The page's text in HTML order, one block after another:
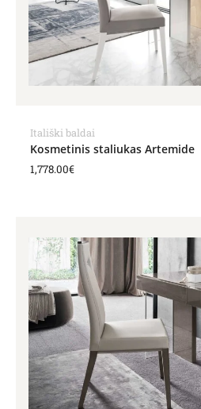
Itališki baldai
Kosmetinis staliukas Artemide
1,778.00€